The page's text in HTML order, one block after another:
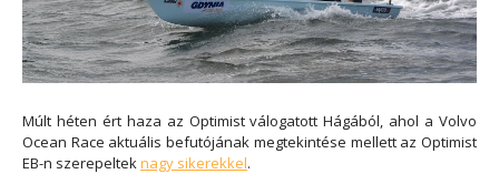
Múlt héten ért haza az Optimist válogatott Hágából, ahol a Volvo
Ocean Race aktuális befutójának megtekintése mellett az Optimist
EB-n szerepelteknagy sikerekkel.